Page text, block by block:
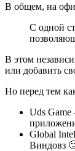
В общем, на
С одной
В этом
или добавить
Но перед тем
Uds Game
Global
Виндовз